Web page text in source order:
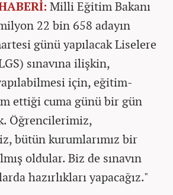
Milli Eğitim Bakanı
22 bin 658 adayın
günü yapılacak Liselere
sınavına ilişkin,
için, eğitim-
ettiği cuma günü bir gün
Öğrencilerimiz,
bütün kurumlarımız bir
oldular. Biz de sınavın
hazırlıkları yapacağız."